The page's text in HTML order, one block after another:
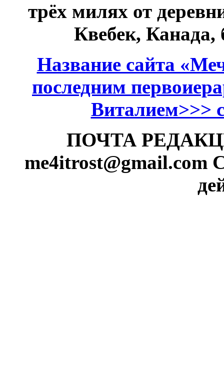
трёх милях от
Квебек,
Название сайта
последним
Виталием>>>
ПОЧТА
me4itrost@gmail.com